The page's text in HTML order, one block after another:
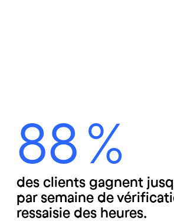
88 %
des clients gagnent
par semaine de
ressaisie des heures.